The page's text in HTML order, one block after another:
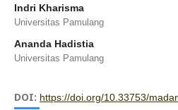
Indri Kharisma
Universitas Pamulang
Ananda Hadistia
Universitas Pamulang
DOI: https://doi.org/10.33753/